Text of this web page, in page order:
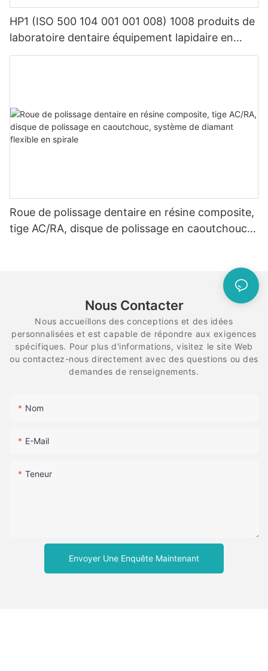
HP1 (ISO 500 104 001 001 008) 1008 produits de
laboratoire dentaire équipement lapidaire en
carbure de tungstène dentaire
Roue de polissage dentaire en résine composite,
tige AC/RA, disque de polissage en caoutchouc,
Nous Contacter
Nous accueillons des conceptions et des idées
personnalisées et est capable de répondre aux exigences
spécifiques. Pour plus d'informations, visitez le site Web
ou contactez-nous directement avec des questions ou des
demandes de renseignements.
Nom
E-Mail
Teneur
Envoyer Une Enquête Maintenant